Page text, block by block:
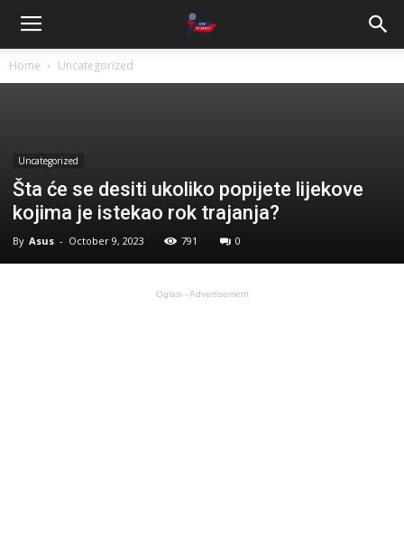
Home Uncategorized
Uncategorized
Šta će se desiti ukoliko popijete lijekove
kojima je istekao rok trajanja?
By Asus - October 9, 2023 791 0
Oglasi - Advertisement